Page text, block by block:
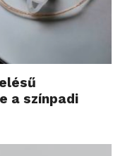
a színpadi